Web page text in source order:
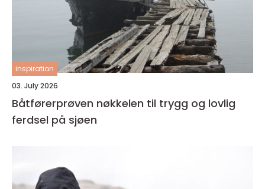
inspiration
03. July 2026
Båtførerprøven nøkkelen til trygg og lovlig
ferdsel på sjøen